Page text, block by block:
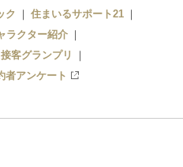
ク
住まいるサポート21
ラクター紹介
接客グランプリ
者アンケート